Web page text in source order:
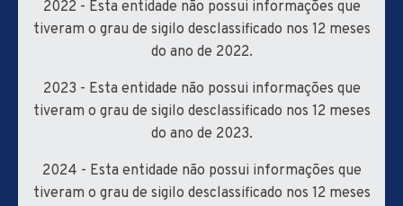
2022 - Esta entidade não possui informações que
tiveram o grau de sigilo desclassificado nos 12 meses
do ano de 2022.
2023 - Esta entidade não possui informações que
tiveram o grau de sigilo desclassificado nos 12 meses
do ano de 2023.
2024 - Esta entidade não possui informações que
tiveram o grau de sigilo desclassificado nos 12 meses